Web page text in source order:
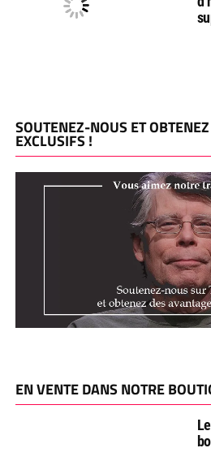
SOUTENEZ-NOUS ET
EXCLUSIFS !
EN VENTE DANS NOTRE